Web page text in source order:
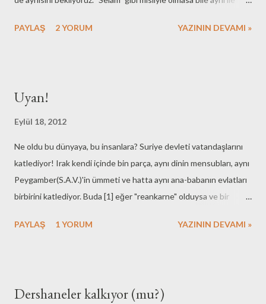
istiyoruz. Çok değil, bize hiç değil yer açılan da bir başkasına yer
PAYLAŞ 2 YORUM YAZININ DEVAMI »
Uyan!
Eylül 18, 2012
Ne oldu bu dünyaya, bu insanlara? Suriye devleti vatandaşlarını
katlediyor! Irak kendi içinde bin parça, aynı dinin mensubları, aynı
Peygamber(S.A.V.)'in ümmeti ve hatta aynı ana-babanın evlatları
birbirini katlediyor. Buda [1] eğer "reankarne" olduysa ve bir
felsefesi ne der acaba oradaki olaylara... İsrail mel'unu kendinden
PAYLAŞ 1 YORUM YAZININ DEVAMI »
Dershaneler kalkıyor (mu?)